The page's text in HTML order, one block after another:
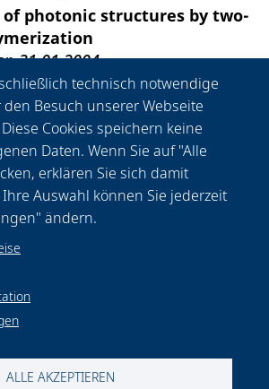
photonic structures by two-
31.01.2004
zur extraluminalen
und Entwicklung von
Therapiekontrolle
31.01.2004
lasers
Cookie-Einstellungen
technisch notwendige
den Besuch unserer Webseite
Cookies speichern keine
Daten. Wenn Sie auf "Alle
erklären Sie sich damit
Auswahl können Sie jederzeit
ändern.
ALLE AKZEPTIEREN